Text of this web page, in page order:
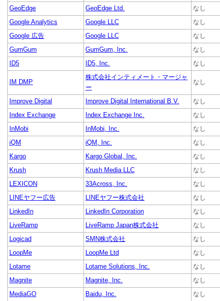
GeoEdge
GeoEdge Ltd.
なし
Google Analytics
Google LLC
なし
Google 広告
Google LLC
なし
GumGum
GumGum, Inc.
なし
ID5
ID5, Inc. なし
IM DMP
株式会社インティメート・マージャ
ー
なし
Improve Digital Improve Digital International B.V.
なし
Index Exchange
Index Exchange Inc.
なし
InMobi
InMobi, Inc.
なし
iQM
iQM, Inc.
なし
Kargo
Kargo Global, Inc.
なし
Krush
Krush Media LLC
なし
LEXICON
33Across, Inc.
なし
LINEヤフー広告
LINEヤフー株式会社
なし
LinkedIn
LinkedIn Corporation
なし
LiveRamp
LiveRamp Japan株式会社
なし
Logicad
SMN株式会社
なし
LoopMe
LoopMe Ltd
なし
Lotame
Lotame Solutions, Inc.
なし
Magnite
Magnite, Inc.
なし
MediaGO
Baidu, Inc.
なし